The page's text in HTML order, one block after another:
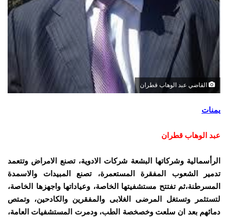
القاضي عبد الوهاب قطران
يمنات
عبد الوهاب قطران
الرأسمالية وشركاتها البشعة شركات الادوية، تصنع الامراض وتتعمد
تدمير الشعوب المفقرة المستعمرة، تصنع المبيدات والاسمدة
المسرطنة،ثم تفتتح مستشفيتها الخاصة، وعياداتها واجهزها الخاصة،
لتستثمر وتستغل المرضى الغلابى والمفقرين والكادحين، وتمتص
دمائهم بعد ان سلعت وخصخصة الطب، ودمرت المستشفيات العامة،